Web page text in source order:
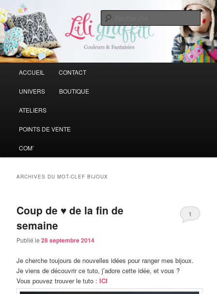
Liligraffiti
Vive la couleur qui rend la vie plus belle
Aller au contenu principal
Aller au contenu secondaire
ACCUEIL CONTACT
UNIVERS BOUTIQUE
ATELIERS
POINTS DE VENTE
COM’
ARCHIVES DU MOT-CLEFBIJOUX
Coup de ♥ de la fin de
semaine
Publié le28 septembre 2014
1
Je cherche toujours de nouvelles idées pour ranger mes bijoux.
Je viens de découvrir ce tuto, j’adore cette idée, et vous ?
Vous pouvez trouver le tuto :ICI